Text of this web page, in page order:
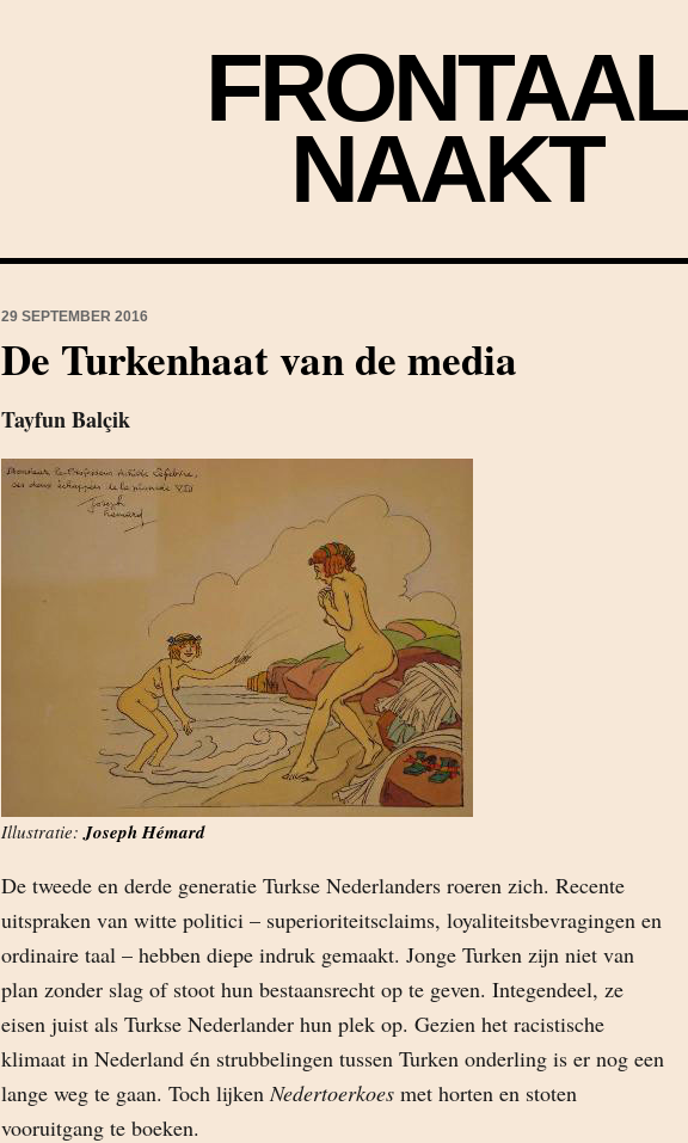
FRONTAAL
NAAKT
29 SEPTEMBER 2016
De Turkenhaat van de media
Tayfun Balçik
Illustratie:Joseph Hémard
De tweede en derde generatie Turkse Nederlanders roeren zich. Recente
uitspraken van witte politici – superioriteitsclaims, loyaliteitsbevragingen en
ordinaire taal – hebben diepe indruk gemaakt. Jonge Turken zijn niet van
plan zonder slag of stoot hun bestaansrecht op te geven. Integendeel, ze
eisen juist als Turkse Nederlander hun plek op. Gezien het racistische
klimaat in Nederland én strubbelingen tussen Turken onderling is er nog een
lange weg te gaan. Toch lijkenNedertoerkoes met horten en stoten
vooruitgang te boeken.